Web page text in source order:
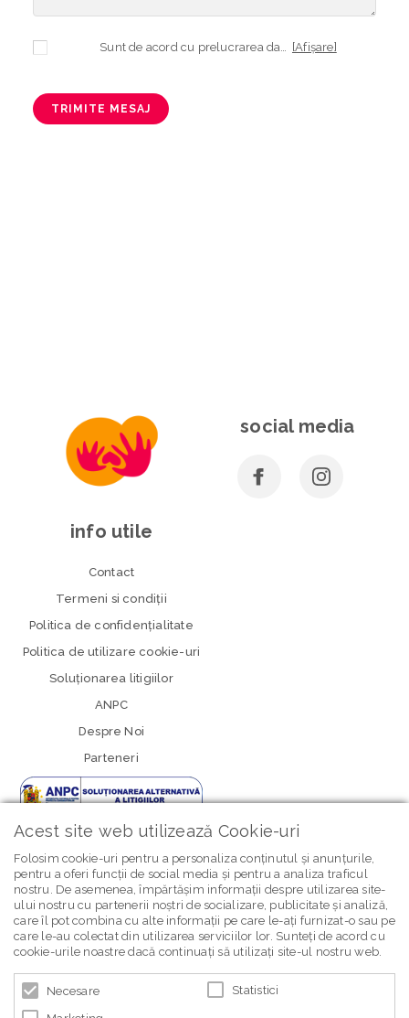
[Afișare]
TRIMITE MESAJ
social media
info utile
Contact
Termeni si condiţii
Politica de confidenţialitate
Politica de utilizare cookie-uri
Soluționarea litigiilor
ANPC
Despre Noi
Parteneri
newsletter Bebe Brands
Acest site web utilizează Cookie-uri
Folosim cookie-uri pentru a personaliza conținutul și anunțurile,
pentru a oferi funcții de social media și pentru a analiza traficul
nostru. De asemenea, împărtășim informații despre utilizarea site-
ului nostru cu partenerii noștri de socializare, publicitate și analiză,
care îl pot combina cu alte informații pe care le-ați furnizat-o sau pe
care le-au colectat din utilizarea serviciilor lor. Sunteți de acord cu
cookie-urile noastre dacă continuați să utilizați site-ul nostru web.
Necesare Statistici